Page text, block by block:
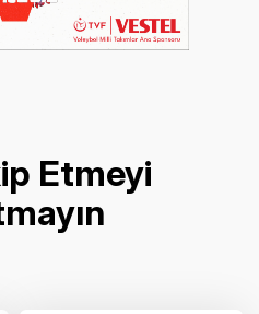
Etmeyi